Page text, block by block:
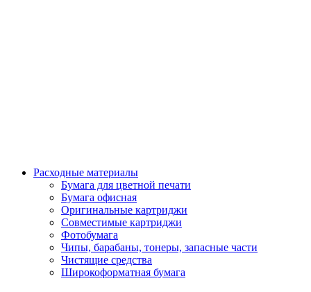
Расходные материалы
Бумага для цветной печати
Бумага офисная
Оригинальные картриджи
Совместимые картриджи
Фотобумага
Чипы, барабаны, тонеры, запасные части
Чистящие средства
Широкоформатная бумага